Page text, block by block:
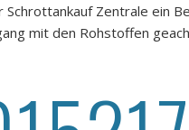
Zentrale ein
mit den Rohstoffen